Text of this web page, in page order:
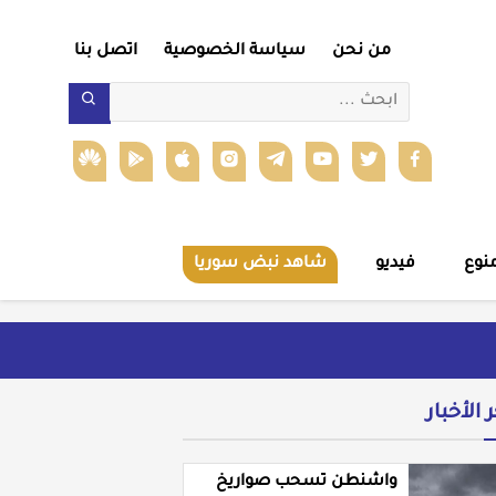
من نحن سياسة الخصوصية اتصل بنا
فيديو شاهد نبض سوريا
الأخبار
واشنطن تسحب صواريخ